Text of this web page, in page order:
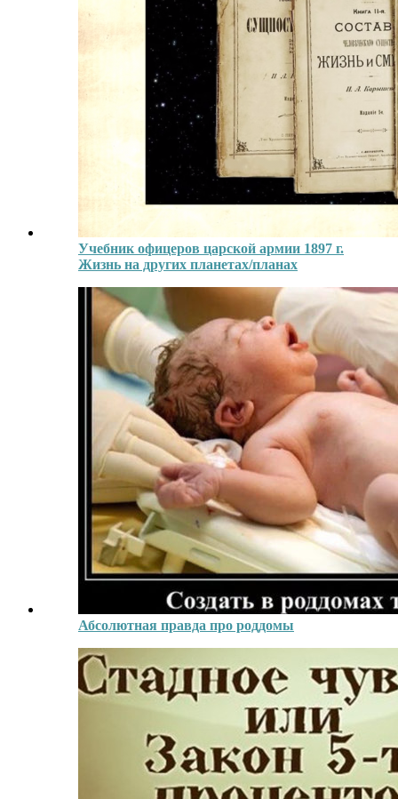
Учебник офицеров царской армии 1897 г.
Жизнь на других планетах/планах
Абсолютная правда про роддомы